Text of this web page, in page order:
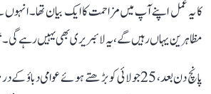
کا یہ عمل اپنے آپ میں مزاحمت کا ایک بیان تھا۔
مظاہرین یہاں رہیں گے، یہ لائبریری بھی یہیں رہے گی۔‘‘
پانچ دن بعد، 25 جولائی کو بڑھتے ہوئے عوامی